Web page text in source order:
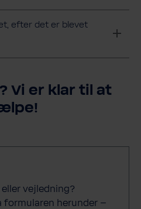
efter det er blevet
Vi er klar til at
vejledning?
formularen herunder –